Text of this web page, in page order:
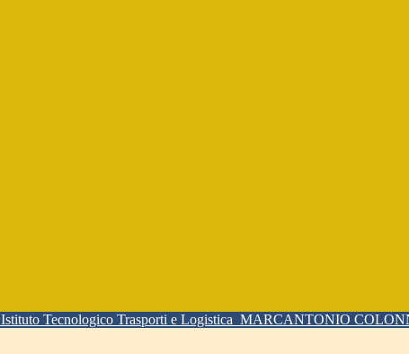
Istituto Tecnologico Trasporti e Logistica MARCANTONIO